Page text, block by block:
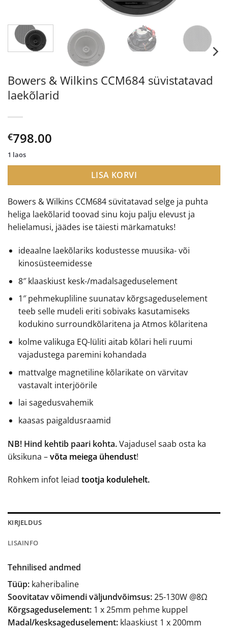
Bowers & Wilkins CCM684 süvistatavad
laekõlarid
€798.00
Bowers & Wilkins CCM684 süvitatavad selge ja puhta
heliga laekõlarid toovad sinu koju palju elevust ja
helielamusi, jäädes ise täiesti märkamatuks!
ideaalne laekõlariks kodustesse muusika- või
kinosüsteemidesse
8″ klaaskiust kesk-/madalsageduselement
1″ pehmekupliline suunatav kõrgsageduselement
teeb selle mudeli eriti sobivaks kasutamiseks
kodukino surroundkõlaritena ja Atmos kõlaritena
kolme valikuga EQ-lüliti aitab kõlari heli ruumi
vajadustega paremini kohandada
mattvalge magnetiline kõlarikate on värvitav
vastavalt interjöörile
lai sagedusvahemik
kaasas paigaldusraamid
NB! Hind kehtib paari kohta.Vajadusel saab osta ka
üksikuna –võta meiega ühendust!
Rohkem infot leiad tootja kodulehelt.
1 laos
LISA KORVI
KIRJELDUS
LISAINFO
Tehnilised andmed
Tüüp: kaheribaline
Soovitatav võimendi väljundvõimsus:25-130W @8Ω
Kõrgsageduselement: 1 x 25mm pehme kuppel
Madal/kesksageduselement: klaaskiust 1 x 200mm